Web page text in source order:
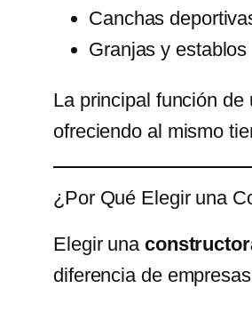
Canchas
Granjas y establos
La principal función
ofreciendo al mismo
¿Por Qué Elegir una
Elegir una
diferencia de